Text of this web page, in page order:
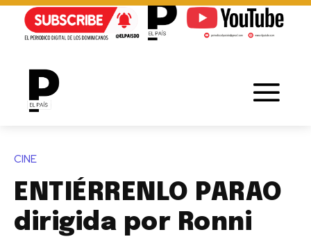
CINE
ENTIÉRRENLO PARAO
dirigida por Ronni